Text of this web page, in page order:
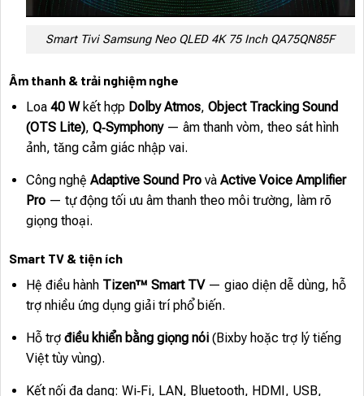
Smart Tivi Samsung Neo QLED 4K 75 Inch QA75QN85F
Âm thanh & trải nghiệm nghe
Loa 40 Wkết hợp Dolby Atmos, Object Tracking Sound
(OTS Lite), Q‑Symphony— âm thanh vòm, theo sát hình
ảnh, tăng cảm giác nhập vai.
Công nghệ Adaptive Sound Provà Active Voice Amplifier
Pro— tự động tối ưu âm thanh theo môi trường, làm rõ
giọng thoại.
Smart TV & tiện ích
Hệ điều hành Tizen™ Smart TV— giao diện dễ dùng, hỗ
trợ nhiều ứng dụng giải trí phổ biến.
Hỗ trợ điều khiển bằng giọng nói(Bixby hoặc trợ lý tiếng
Việt tùy vùng).
Kết nối đa dạng: Wi‑Fi, LAN, Bluetooth, HDMI, USB,